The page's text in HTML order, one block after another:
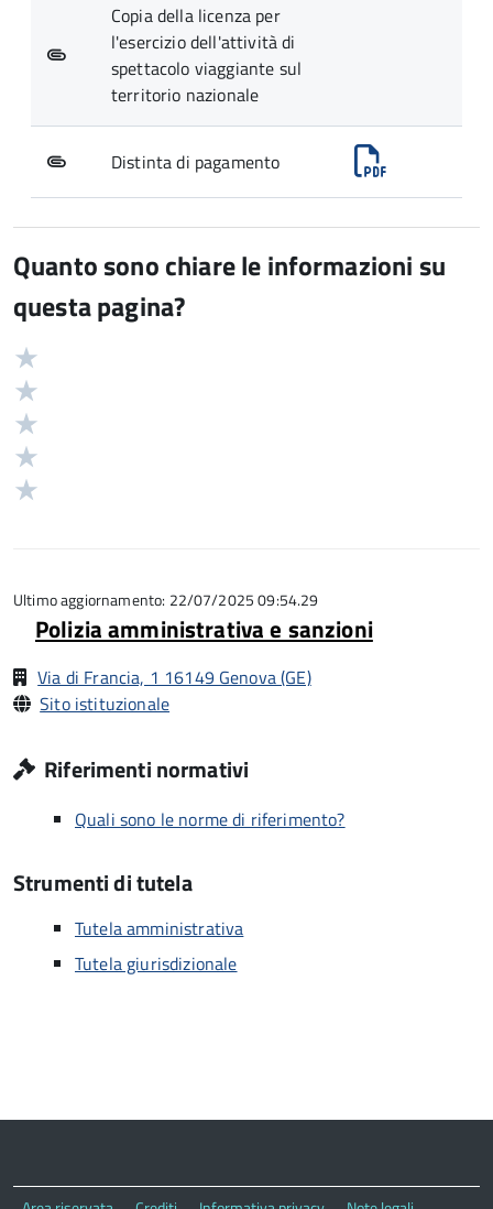
Copia della licenza per
l'esercizio dell'attività di
spettacolo viaggiante sul
territorio nazionale
Distinta di pagamento
Quanto sono chiare le informazioni su
questa pagina?
Valutazione
5
Ultimo aggiornamento: 22/07/2025 09:54.29
Polizia amministrativa e sanzioni
Via di Francia, 1 16149 Genova (GE)
Sito istituzionale
Riferimenti normativi
Quali sono le norme di riferimento?
Strumenti di tutela
Tutela amministrativa
Tutela giurisdizionale